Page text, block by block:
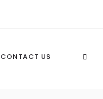
CONTACT US